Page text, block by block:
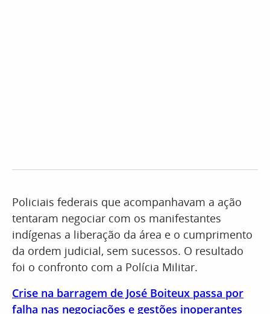
Policiais federais que acompanhavam a ação
tentaram negociar com os manifestantes
indígenas a liberação da área e o cumprimento
da ordem judicial, sem sucessos. O resultado
foi o confronto com a Polícia Militar.
Crise na barragem de José Boiteux passa por
falha nas negociações e gestões inoperantes